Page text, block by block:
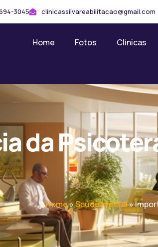
3045 clinicassilvareabilitacao@gmail.com
Home Fotos Clínicas
da
Home»Saúde Mental»